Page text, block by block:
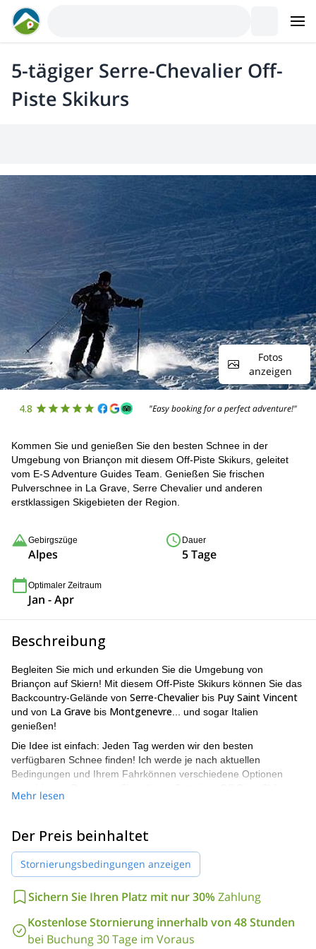
5-tägiger Serre-Chevalier Off-
Piste Skikurs
Fotos
anzeigen
4.8 "Easy booking for a perfect adventure!"
Kommen Sie und genießen Sie den besten Schnee in der
Umgebung von Briançon mit diesem Off-Piste Skikurs, geleitet
vom E-S Adventure Guides Team. Genießen Sie frischen
Pulverschnee in La Grave, Serre Chevalier und anderen
erstklassigen Skigebieten der Region.
Gebirgszüge
Alpes
Dauer
5 Tage
Optimaler Zeitraum
Jan - Apr
Beschreibung
Begleiten Sie mich und erkunden Sie die Umgebung von
Briançon auf Skiern! Mit diesem Off-Piste Skikurs können Sie das
Backcountry-Gelände von Serre-Chevalierbis Puy Saint Vincent
und von La Grave bis Montgenevre ... und sogar Italien
genießen!
Die Idee ist einfach: Jeden Tag werden wir den besten
verfügbaren Schnee finden! Ich werde je nach aktuellen
Bedingungen und Ihrem Fahrkönnen verschiedene Optionen
ist es, so viel Spaß wie möglich unter den bestmöglichen
Ich bin ein lokaler Führer und werde sicherstellen, dass ich Ihnen
die schönsten Orte in der Umgebung vonBriançon
werden sogar die italienischen ResortsClaviere
besuchen, damit Sie dort den Schnee erleben können.
Mit diesem All-Inclusive-Programm müssen Sie sich um nichts
Sie werden in einem Hotel in Briançon mit Halbpension
untergebracht. Außerdem sind Transfers und Skipässe ebenfalls
Mehr lesen
Der Preis beinhaltet
Stornierungsbedingungen anzeigen
Sichern Sie Ihren Platz mit nur 30%Zahlung
Kostenlose Stornierung innerhalb von 48 Stunden
bei Buchung 30 Tage im Voraus